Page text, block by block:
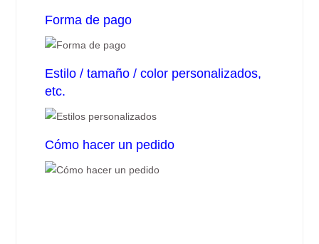
Forma de pago
Estilo / tamaño / color personalizados,
etc.
Cómo hacer un pedido